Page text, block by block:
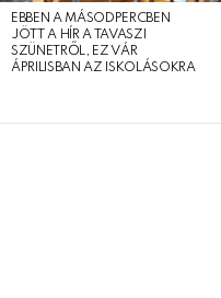
EBBEN A MÁSODPERCBEN
JÖTT A HÍR A TAVASZI
SZÜNETRŐL, EZ VÁR
ÁPRILISBAN AZ ISKOLÁSOKRA